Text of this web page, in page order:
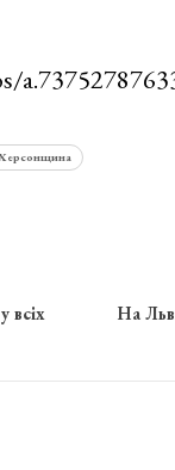
всіх
На